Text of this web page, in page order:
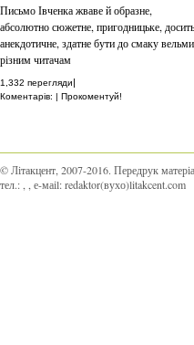
Письмо Івченка жваве й образне,
абсолютно сюжетне, пригодницьке, досить
анекдотичне, здатне бути до смаку вельми
різним читачам
1,332 перегляди|
Коментарів: | Прокоментуй!
© Літакцент, 2007-2016. Передрук
тел.:
, е-маіl:redaktor(вухо)litakcent.com